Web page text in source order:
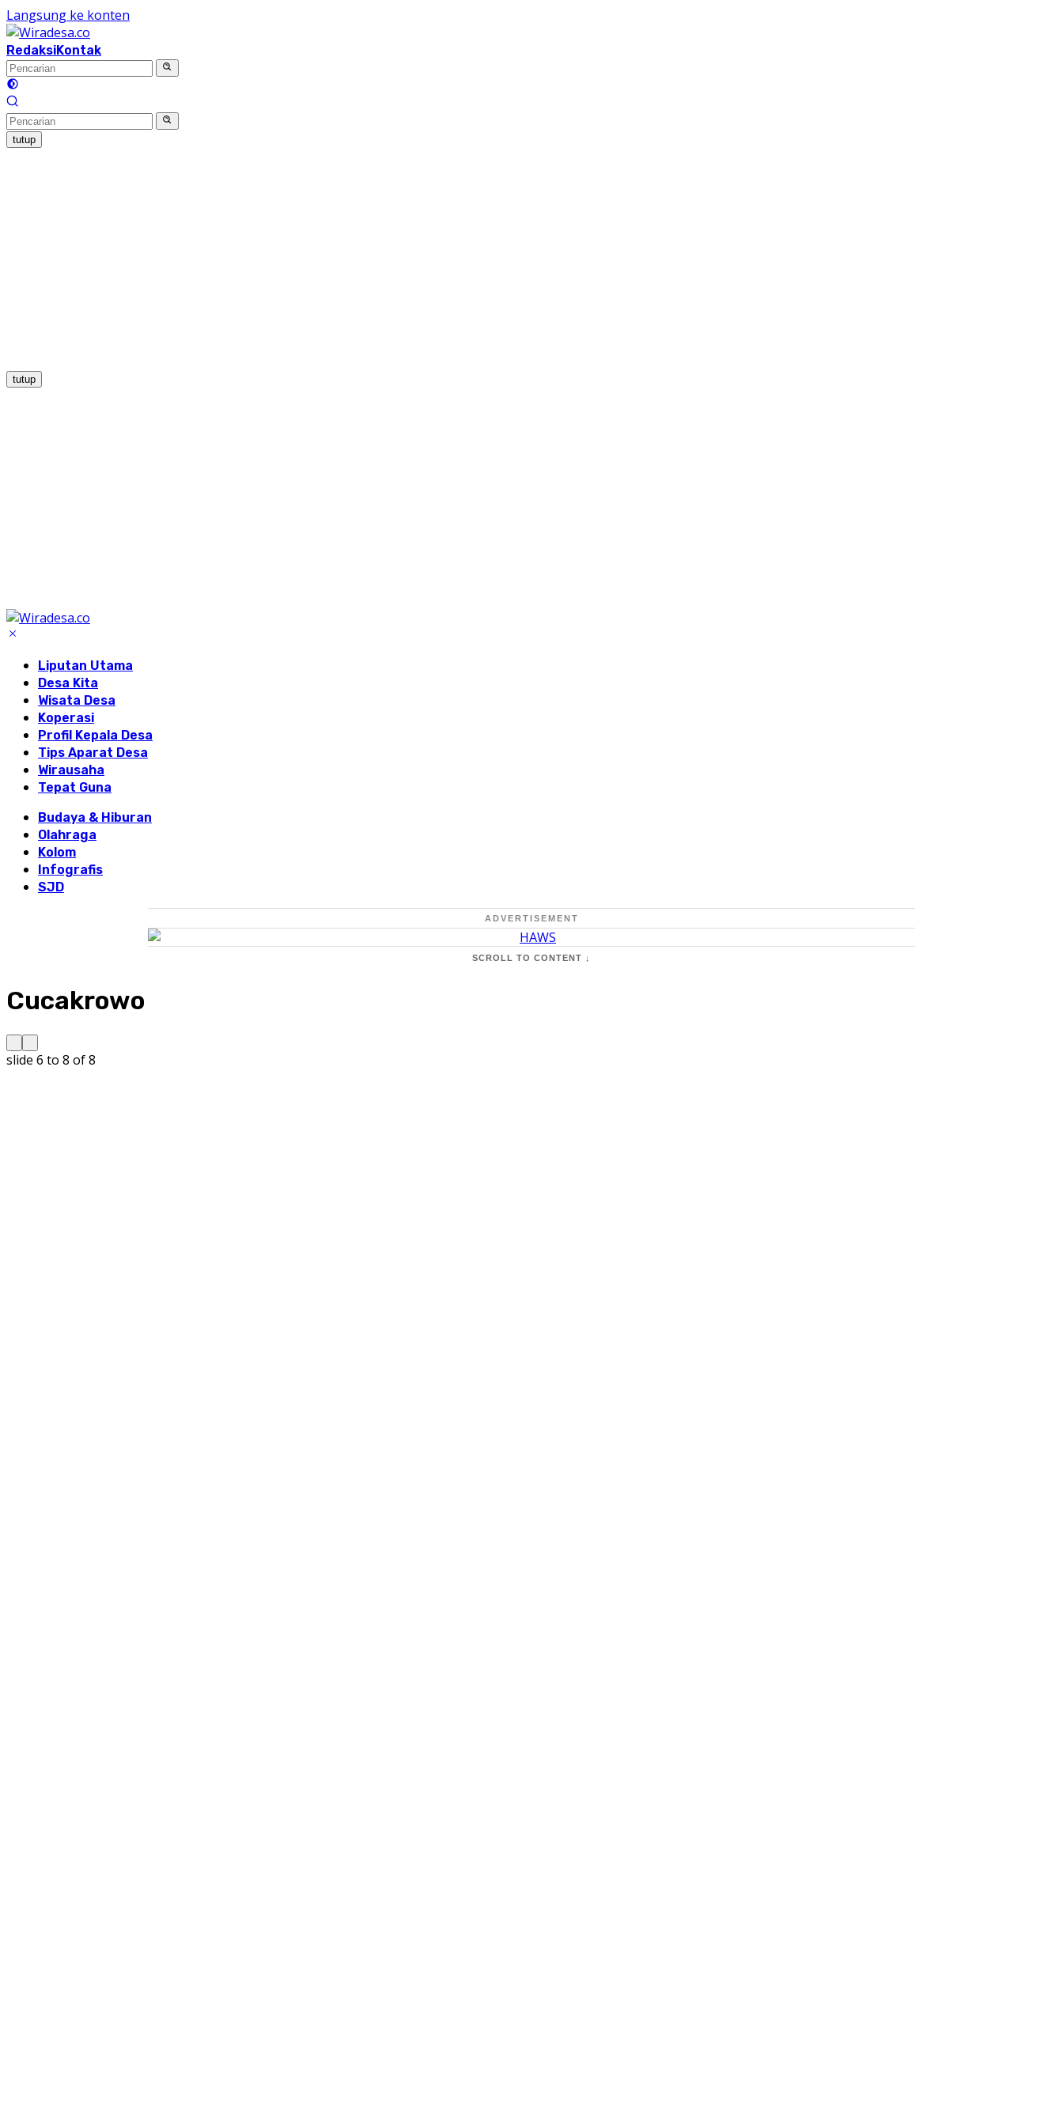
Langsung ke konten
RedaksiKontak
tutup
tutup
Liputan Utama
Desa Kita
Wisata Desa
Koperasi
Profil Kepala Desa
Tips Aparat Desa
Wirausaha
Tepat Guna
Budaya & Hiburan
Olahraga
Kolom
Infografis
SJD
ADVERTISEMENT
SCROLL TO CONTENT ↓
Cucakrowo
slide 6 to 8 of 8